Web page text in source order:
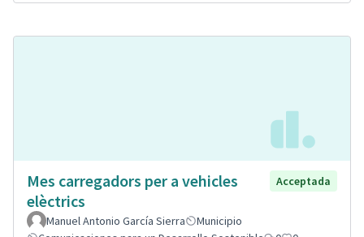
Mes carregadors per a vehicles
elèctrics
Acceptada
Manuel Antonio García Sierra
Municipio